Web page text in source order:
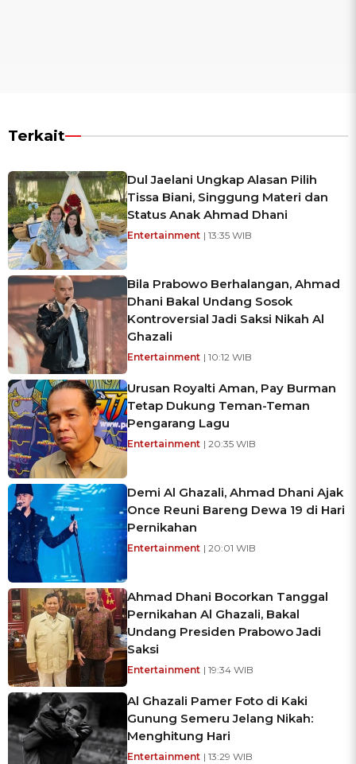
Terkait
Dul Jaelani Ungkap Alasan Pilih
Tissa Biani, Singgung Materi dan
Status Anak Ahmad Dhani
Entertainment | 13:35 WIB
Bila Prabowo Berhalangan, Ahmad
Dhani Bakal Undang Sosok
Kontroversial Jadi Saksi Nikah Al
Ghazali
Entertainment | 10:12 WIB
Urusan Royalti Aman, Pay Burman
Tetap Dukung Teman-Teman
Pengarang Lagu
Entertainment | 20:35 WIB
Demi Al Ghazali, Ahmad Dhani Ajak
Once Reuni Bareng Dewa 19 di Hari
Pernikahan
Entertainment | 20:01 WIB
Ahmad Dhani Bocorkan Tanggal
Pernikahan Al Ghazali, Bakal
Undang Presiden Prabowo Jadi
Saksi
Entertainment | 19:34 WIB
Al Ghazali Pamer Foto di Kaki
Gunung Semeru Jelang Nikah:
Menghitung Hari
Entertainment | 13:29 WIB